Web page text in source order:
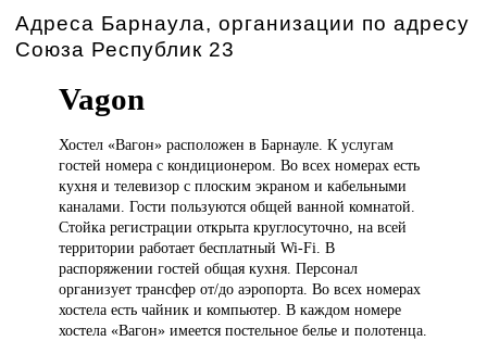
Адреса Барнаула, организации по адресу
Союза Республик 23
Vagon
Хостел «Вагон»расположен в Барнауле. К услугам
гостей номера с кондиционером. Во всех номерах есть
кухня и телевизор с плоским экраном и кабельными
каналами. Гости пользуются общей ванной комнатой.
Стойка регистрации открыта круглосуточно, на всей
территории работает бесплатный Wi-Fi. В
распоряжении гостей общая кухня. Персонал
организует трансфер от/до аэропорта. Во всех номерах
хостела есть чайник и компьютер. В каждом номере
хостела «Вагон» имеется постельное белье и полотенца.